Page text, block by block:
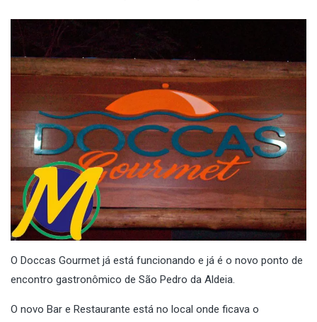
O Doccas Gourmet já está funcionando e já é o novo ponto de
encontro gastronômico de São Pedro da Aldeia.
O novo Bar e Restaurante está no local onde ficava o